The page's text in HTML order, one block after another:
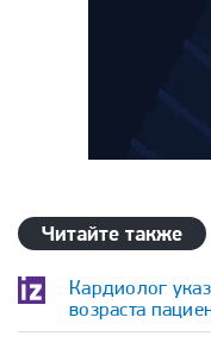
Читайте также
Кардиолог
возраста